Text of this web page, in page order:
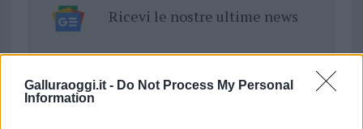
Galluraoggi.it - Do Not Process My Personal
Information
Ricevi le nostre ultime news
daGoogle News